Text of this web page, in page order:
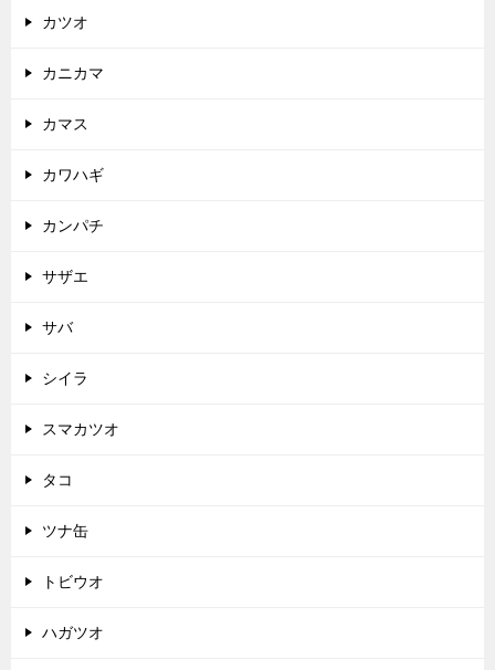
カツオ
カニカマ
カマス
カワハギ
カンパチ
サザエ
サバ
シイラ
スマカツオ
タコ
ツナ缶
トビウオ
ハガツオ